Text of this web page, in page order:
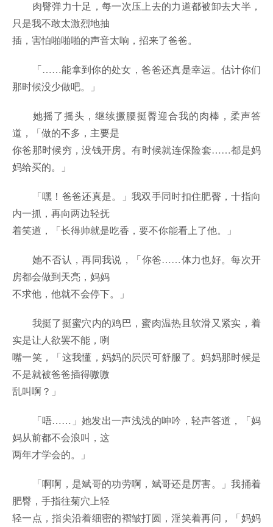
肉臀弹力十足，每一次压上去的力道都被卸去大半，
只是我不敢太激烈地抽
插，害怕啪啪啪的声音太响，招来了爸爸。
「……能拿到你的处女，爸爸还真是幸运。估计你们
那时候没少做吧。」
她摇了摇头，继续撅腰挺臀迎合我的肉棒，柔声答
道，「做的不多，主要是
你爸那时候穷，没钱开房。有时候就连保险套……都是妈
妈给买的。」
「嘿！爸爸还真是。」我双手同时扣住肥臀，十指向
内一抓，再向两边轻抚
着笑道，「长得帅就是吃香，要不你能看上了他。」
她不否认，再同我说，「你爸……体力也好。每次开
房都会做到天亮，妈妈
不求他，他就不会停下。」
我挺了挺蜜穴内的鸡巴，蜜肉温热且软滑又紧实，着
实是让人欲罢不能，咧
嘴一笑，「这我懂，妈妈的屄屄可舒服了。妈妈那时候是
不是就被爸爸插得嗷嗷
乱叫啊？」
「唔……」她发出一声浅浅的呻吟，轻声答道，「妈
妈从前都不会浪叫，这
两年才学会的。」
「啊啊，是斌哥的功劳啊，斌哥还是厉害。」我捅着
肥臀，手指往菊穴上轻
轻一点，指尖沿着细密的褶皱打圆，淫笑着再问，「妈妈